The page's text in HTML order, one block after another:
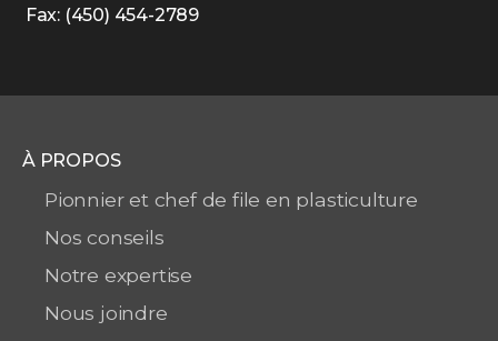
Fax: (450) 454-2789
À PROPOS
Pionnier et chef de file en plasticulture
Nos conseils
Notre expertise
Nous joindre